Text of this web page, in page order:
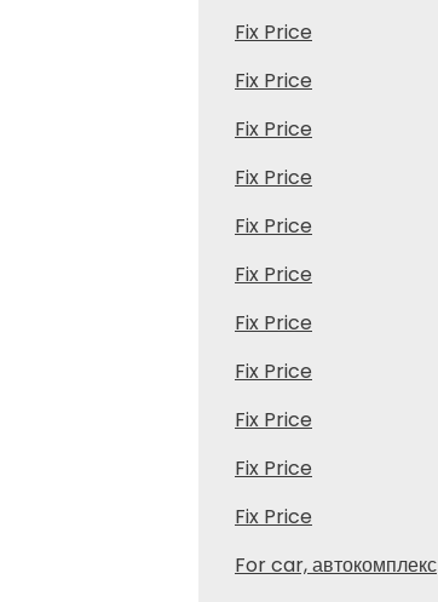
Fix Price
Fix Price
Fix Price
Fix Price
Fix Price
Fix Price
Fix Price
Fix Price
Fix Price
Fix Price
Fix Price
For car, автокомплекс